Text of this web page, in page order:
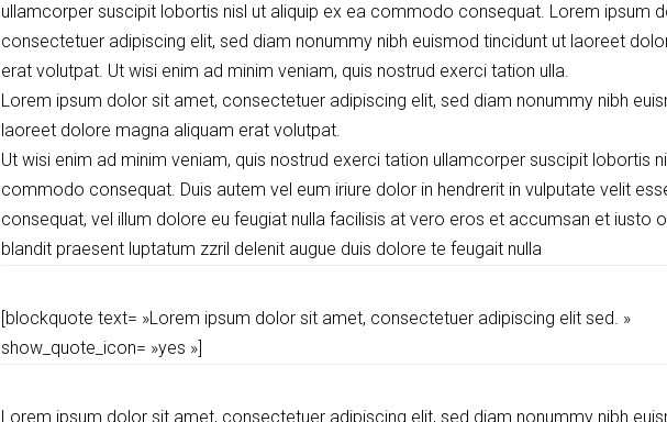
ullamcorper suscipit lobortis nisl ut aliquip ex ea commodo consequat. Lorem ipsum
consectetuer adipiscing elit, sed diam nonummy nibh euismod tincidunt ut laoreet
erat volutpat. Ut wisi enim ad minim veniam, quis nostrud exerci tation ulla.
Lorem ipsum dolor sit amet, consectetuer adipiscing elit, sed diam nonummy nibh
laoreet dolore magna aliquam erat volutpat.
Ut wisi enim ad minim veniam, quis nostrud exerci tation ullamcorper suscipit lobortis
commodo consequat. Duis autem vel eum iriure dolor in hendrerit in vulputate velit
consequat, vel illum dolore eu feugiat nulla facilisis at vero eros et accumsan et iusto
blandit praesent luptatum zzril delenit augue duis dolore te feugait nulla
[blockquote text= »Lorem ipsum dolor sit amet, consectetuer adipiscing elit sed. »
show_quote_icon= »yes »]
Lorem ipsum dolor sit amet, consectetuer adipiscing elit, sed diam nonummy nibh